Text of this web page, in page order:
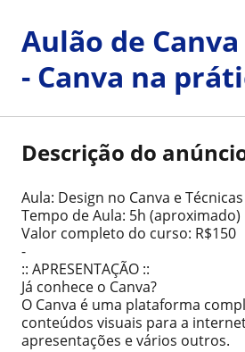
Aulão de
- Canva na
Descrição do
Aula: Design no Canva e
Tempo de Aula: 5h (aproximado)
Valor completo do curso: R$150
-
:: APRESENTAÇÃO ::
Já conhece o Canva?
O Canva é uma plataforma
conteúdos visuais para a
apresentações e vários outros.